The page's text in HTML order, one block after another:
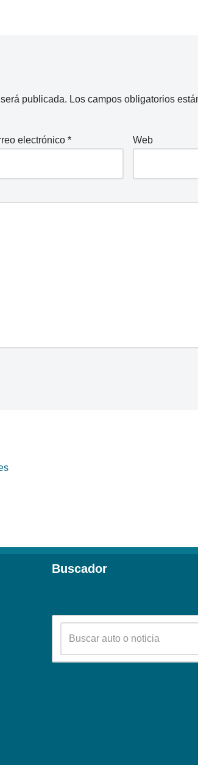
publicada. Los campos obligatorios
electrónico* Web
Buscador